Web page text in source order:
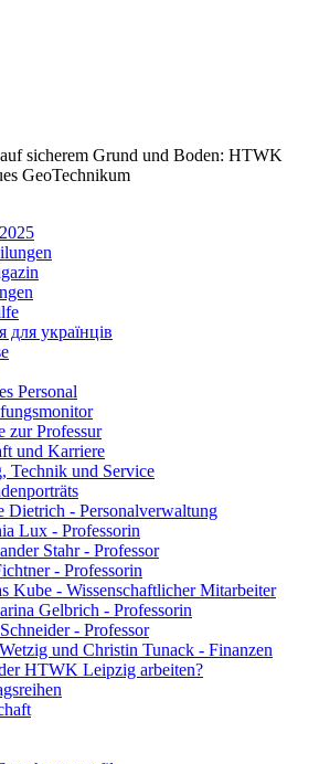
sicherem Grund und Boden: HTWK
GeoTechnikum
для українців
Personal
zur Professur
und Karriere
Technik und Service
Dietrich - Personalverwaltung
Lux - Professorin
Stahr - Professor
- Professorin
Kube - Wissenschaftlicher Mitarbeiter
Gelbrich - Professorin
- Professor
und Christin Tunack - Finanzen
HTWK Leipzig arbeiten?